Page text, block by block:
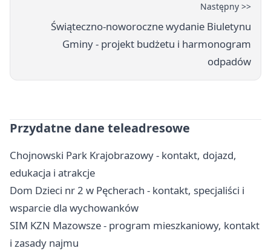
Następny >>
Świąteczno-noworoczne wydanie Biuletynu
Gminy - projekt budżetu i harmonogram
odpadów
Przydatne dane teleadresowe
Chojnowski Park Krajobrazowy - kontakt, dojazd,
edukacja i atrakcje
Dom Dzieci nr 2 w Pęcherach - kontakt, specjaliści i
wsparcie dla wychowanków
SIM KZN Mazowsze - program mieszkaniowy, kontakt
i zasady najmu